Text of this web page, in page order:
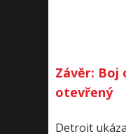
Závěr:
otevřený
Detroit